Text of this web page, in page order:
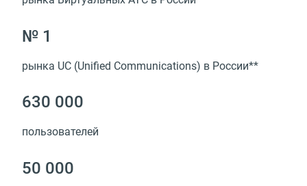
№ 1
рынка UC (Unified Сommunications) в России**
630 000
пользователей
50 000